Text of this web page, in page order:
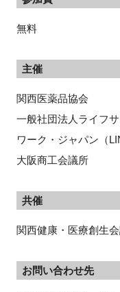
無料
主催
関西医薬品協会
一般社団法人ライフ
ワーク・ジャパン（
大阪商工会議所
共催
関西健康・医療創生
お問い合わせ先